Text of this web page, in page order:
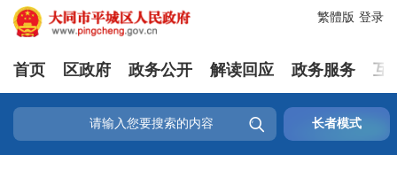
登录
繁體版
首页 区政府 政务公开 解读回应 政务服务 互
 长者模式